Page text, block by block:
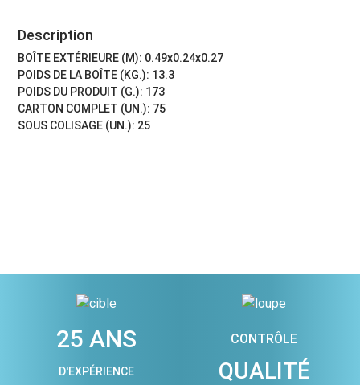
Description
BOÎTE EXTÉRIEURE (M): 0.49x0.24x0.27
POIDS DE LA BOÎTE (KG.): 13.3
POIDS DU PRODUIT (G.): 173
CARTON COMPLET (UN.): 75
SOUS COLISAGE (UN.): 25
25 ANS
D'EXPÉRIENCE
CONTRÔLE
QUALITÉ